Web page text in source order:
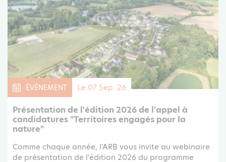
ÉVÉNEMENT Le 07 Sep .26
Présentation de l'édition 2026 de l'appel à
candidatures "Territoires engagés pour la
nature"
Comme chaque année, l'ARB vous invite au webinaire
de présentation de l'édition 2026 du programme